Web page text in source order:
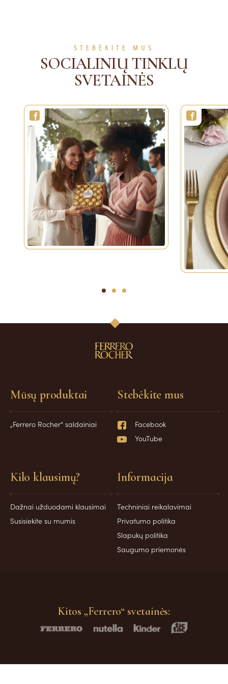
STEBĖKITE MUS
SOCIALINIŲ TINKLŲ
SVETAINĖS
1 2 3
Mūsų produktai
„Ferrero Rocher“ saldainiai
Kilo klausimų?
Dažnai užduodami klausimai
Susisiekite su mumis
Informacija
Techniniai reikalavimai
Privatumo politika
Slapukų politika
Saugumo priemonės
Stebėkite mus
Facebook
YouTube
Kitos „Ferrero“ svetainės: